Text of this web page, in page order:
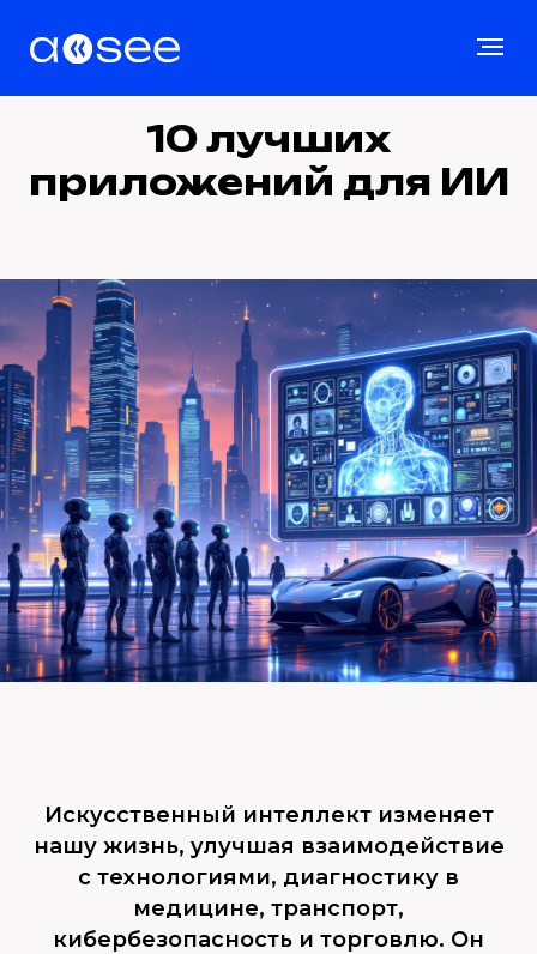
10 лучших
приложений для ИИ
Искусственный интеллект изменяет
нашу жизнь, улучшая взаимодействие
с технологиями, диагностику в
медицине, транспорт,
кибербезопасность и торговлю. Он